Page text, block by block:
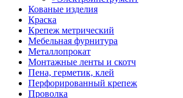
Кованые изделия
Краска
Крепеж метрический
Мебельная фурнитура
Металлопрокат
Монтажные ленты и скотч
Пена, герметик, клей
Перфорированный крепеж
Проволка